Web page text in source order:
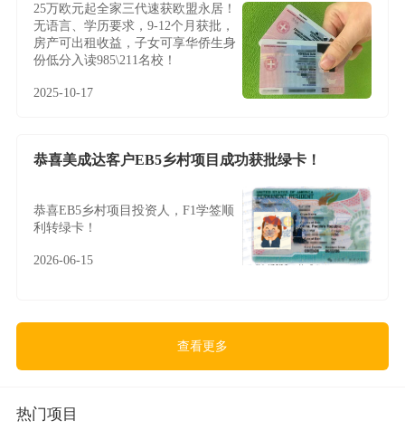
25万欧元起全家三代速获欧盟永居！
无语言、学历要求，9-12个月获批，
房产可出租收益，子女可享华侨生身
份低分入读985\211名校！
2025-10-17
恭喜美成达客户EB5乡村项目成功获批绿卡！
恭喜EB5乡村项目投资人，F1学签顺
利转绿卡！
2026-06-15
查看更多
热门项目